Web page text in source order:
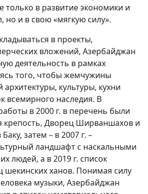
только в развитие экономики и
но и в свою «мягкую силу».
в проекты,
вложений, Азербайджан
деятельность в рамках
того, чтобы жемчужины
культуры, кухни
всемирного наследия. В
в 2000 г. в перечень были
крепость, Дворец Ширваншахов и
затем – в 2007 г. –
ландшафт с наскальными
людей, а в 2019 г. список
шекинских ханов. Понимая силу
музыки, Азербайджан